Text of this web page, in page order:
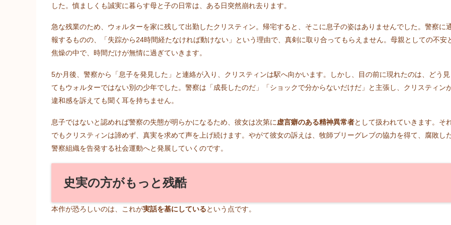
した。慎ましくも誠実に暮らす母と子の日常は、ある日突然崩れ去ります。
急な残業のため、ウォルターを家に残して出勤したクリスティン。帰宅すると、そこに息子の姿はありませんでした。警察に
報するものの、「失踪から24時間経たなければ動けない」という理由で、真剣に取り合ってもらえません。母親としての不安
焦燥の中で、時間だけが無情に過ぎていきます。
5か月後、警察から「息子を発見した」と連絡が入り、クリスティンは駅へ向かいます。しかし、目の前に現れたのは、どう見
てもウォルターではない別の少年でした。警察は「成長したのだ」「ショックで分からないだけだ」と主張し、クリスティン
違和感を訴えても聞く耳を持ちません。
息子ではないと認めれば警察の失態が明らかになるため、彼女は次第に虚言癖のある精神異常者として扱われていきます。そ
でもクリスティンは諦めず、真実を求めて声を上げ続けます。やがて彼女の訴えは、牧師ブリーグレブの協力を得て、腐敗し
警察組織を告発する社会運動へと発展していくのです。
史実の方がもっと残酷
本作が恐ろしいのは、これが実話を基にしているという点です。